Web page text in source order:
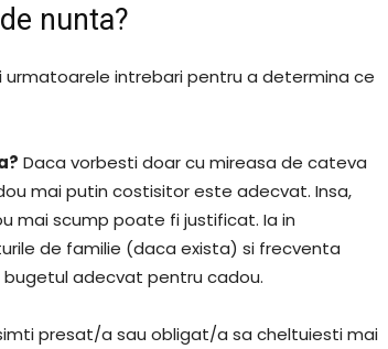
nunta?
intrebari pentru a determina ce
Daca vorbesti doar cu mireasa de cateva
mai putin costisitor este adecvat. Insa,
mai scump poate fi justificat. Ia in
de familie (daca exista) si frecventa
adecvat pentru cadou.
presat/a sau obligat/a sa cheltuiesti mai